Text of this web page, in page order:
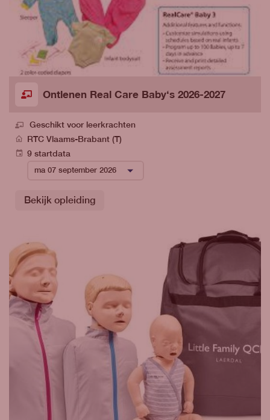
Ontlenen Real Care Baby‘s 2026-2027
Geschikt voor leerkrachten
RTC Vlaams-Brabant (T)
9 startdata
Bekijk opleiding